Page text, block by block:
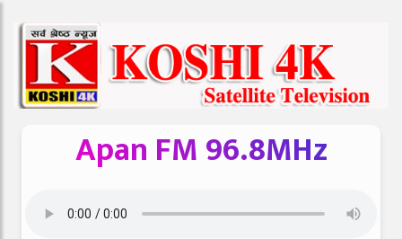
Apan FM 96.8MHz